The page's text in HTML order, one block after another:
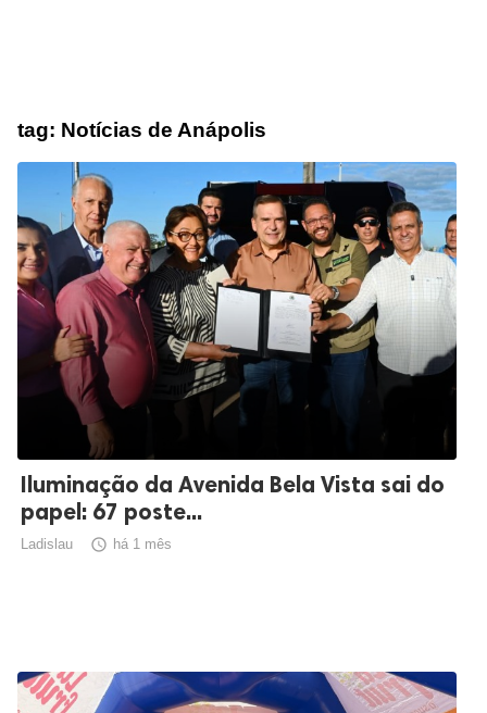
tag: Notícias de Anápolis
Iluminação da Avenida Bela Vista sai do
papel: 67 poste...
Ladislau  há 1 mês